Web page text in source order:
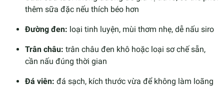
thêm sữa đặc nếu thích béo hơn
Đường đen: loại tinh luyện, mùi thơm nhẹ, dễ nấu siro
Trân châu: trân châu đen khô hoặc loại sơ chế sẵn,
cần nấu đúng thời gian
Đá viên: đá sạch, kích thước vừa để không làm loãng